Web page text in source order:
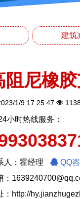
建筑
阻尼橡
1/9 17:25:47
小时热线服务：
人：霍经理
QQ
：
： http://